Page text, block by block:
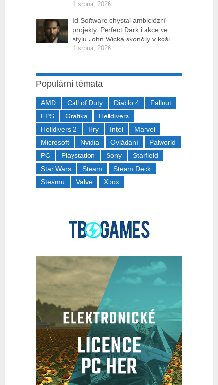
1 srpna, 2026
Id Software chystal ambiciózní
projekty. Perfect Dark i akce ve
stylu John Wicka skončily v koši
1 srpna, 2026
Populární témata
AMD Call of Duty Diablo 4
Fallout
FPS
Grafika
Helldivers
Helldivers 2
Hry Intel
Marvel
Microsoft
Nvidia Ovládání
Palworld
PC
Playstation Sony
Starfield
Star Wars
Steam
Steam Deck
Steamu
Valve Xbox